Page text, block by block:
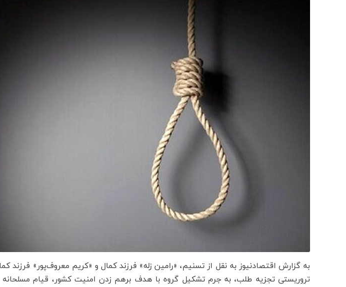
به گزارش اقتصادنیوز به نقل از تسنیم، «رامین زله» فرزند کمال و «کریم معروف‌پور»
تروریستی تجزیه طلب، به جرم تشکیل گروه با هدف برهم زدن امنیت کشور، قیام